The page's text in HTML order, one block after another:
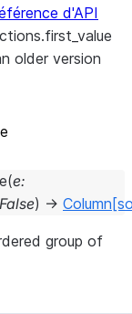
d'API
older version
(e:
False) → Column
group of